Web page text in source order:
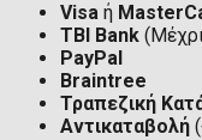
Visa ή
TBI Bank
PayPal
Braintree
Τραπεζική
Αντικαταβολή